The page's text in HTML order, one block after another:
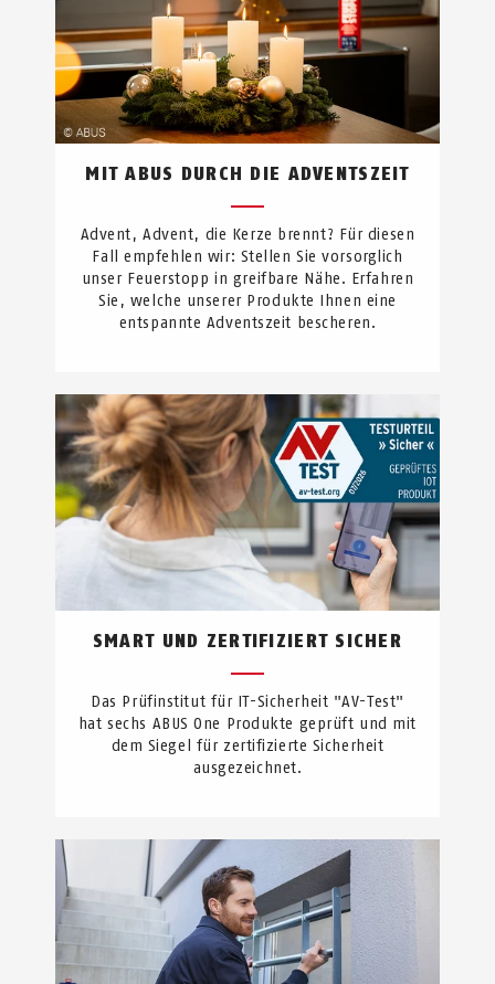
MIT ABUS DURCH DIE ADVENTSZEIT
Advent, Advent, die Kerze brennt? Für diesen
Fall empfehlen wir: Stellen Sie vorsorglich
unser Feuerstopp in greifbare Nähe. Erfahren
Sie, welche unserer Produkte Ihnen eine
entspannte Adventszeit bescheren.
SMART UND ZERTIFIZIERT SICHER
Das Prüfinstitut für IT-Sicherheit "AV-Test"
hat sechs ABUS One Produkte geprüft und mit
dem Siegel für zertifizierte Sicherheit
ausgezeichnet.